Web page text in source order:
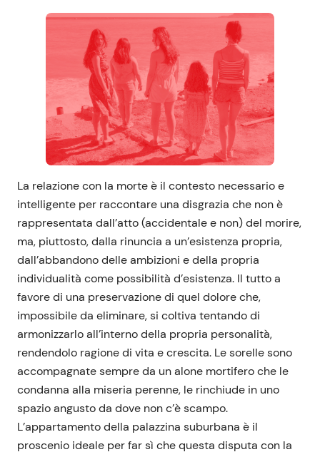
La relazione con la morte è il contesto necessario e
intelligente per raccontare una disgrazia che non è
rappresentata dall’atto (accidentale e non) del morire,
ma, piuttosto, dalla rinuncia a un’esistenza propria,
dall’abbandono delle ambizioni e della propria
individualità come possibilità d’esistenza. Il tutto a
favore di una preservazione di quel dolore che,
impossibile da eliminare, si coltiva tentando di
armonizzarlo all’interno della propria personalità,
rendendolo ragione di vita e crescita. Le sorelle sono
accompagnate sempre da un alone mortifero che le
condanna alla miseria perenne, le rinchiude in uno
spazio angusto da dove non c’è scampo.
L’appartamento della palazzina suburbana è il
proscenio ideale per far sì che questa disputa con la